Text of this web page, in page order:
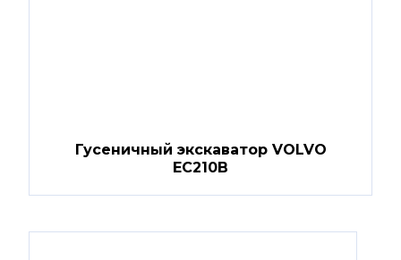
Гусеничный экскаватор VOLVO
EC210B